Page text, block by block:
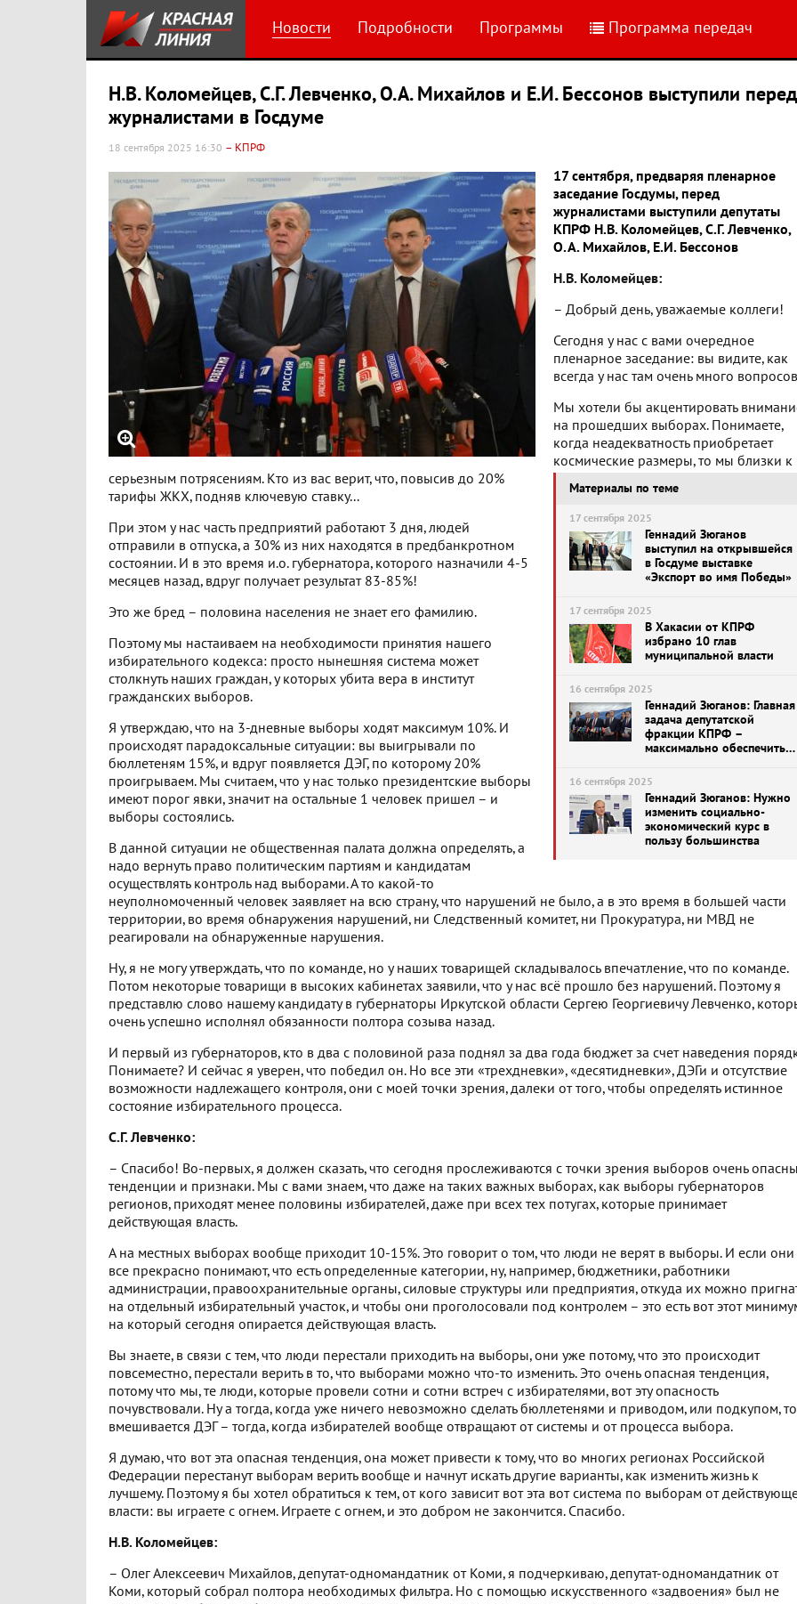
Новости Подробности Программы Программа передач
Н.В. Коломейцев, С.Г. Левченко, О.А. Михайлов и Е.И. Бессонов выступили перед
журналистами в Госдуме
18 сентября 2025 16:30 – КПРФ
17 сентября, предваряя пленарное
заседание Госдумы, перед
журналистами выступили депутаты
КПРФ Н.В. Коломейцев, С.Г. Левченко,
О.А. Михайлов, Е.И. Бессонов
Материалы по теме
17 сентября 2025
Геннадий Зюганов
выступил на открывшейся
в Госдуме выставке
«Экспорт во имя Победы»
17 сентября 2025
В Хакасии от КПРФ
избрано 10 глав
муниципальной власти
16 сентября 2025
Геннадий Зюганов: Главная
задача депутатской
фракции КПРФ –
максимально обеспечить
16 сентября 2025
Геннадий Зюганов: Нужно
изменить социально-
экономический курс в
пользу большинства
Н.В. Коломейцев:
– Добрый день, уважаемые коллеги!
Сегодня у нас с вами очередное
пленарное заседание: вы видите, как
всегда у нас там очень много
Мы хотели бы акцентировать
на прошедших выборах. Понимаете,
когда неадекватность приобретает
космические размеры, то мы близки к
серьезным потрясениям. Кто из вас верит, что, повысив до 20%
тарифы ЖКХ, подняв ключевую ставку...
При этом у нас часть предприятий работают 3 дня, людей
отправили в отпуска, а 30% из них находятся в предбанкротном
состоянии. И в это время и.о. губернатора, которого назначили 4-5
месяцев назад, вдруг получает результат 83-85%!
Это же бред – половина населения не знает его фамилию.
Поэтому мы настаиваем на необходимости принятия нашего
избирательного кодекса: просто нынешняя система может
столкнуть наших граждан, у которых убита вера в институт
гражданских выборов.
Я утверждаю, что на 3-дневные выборы ходят максимум 10%. И
происходят парадоксальные ситуации: вы выигрывали по
бюллетеням 15%, и вдруг появляется ДЭГ, по которому 20%
проигрываем. Мы считаем, что у нас только президентские выборы
имеют порог явки, значит на остальные 1 человек пришел – и
выборы состоялись.
В данной ситуации не общественная палата должна определять, а
надо вернуть право политическим партиям и кандидатам
осуществлять контроль над выборами. А то какой-то
неуполномоченный человек заявляет на всю страну, что нарушений не было, а в это время в большей части
территории, во время обнаружения нарушений, ни Следственный комитет, ни Прокуратура, ни МВД не
реагировали на обнаруженные нарушения.
Ну, я не могу утверждать, что по команде, но у наших товарищей складывалось впечатление, что по команде.
Потом некоторые товарищи в высоких кабинетах заявили, что у нас всё прошло без нарушений. Поэтому я
представлю слово нашему кандидату в губернаторы Иркутской области Сергею Георгиевичу Левченко,
очень успешно исполнял обязанности полтора созыва назад.
И первый из губернаторов, кто в два с половиной раза поднял за два года бюджет за счет наведения
Понимаете? И сейчас я уверен, что победил он. Но все эти «трехдневки», «десятидневки», ДЭГи и отсутствие
возможности надлежащего контроля, они с моей точки зрения, далеки от того, чтобы определять истинное
состояние избирательного процесса.
С.Г. Левченко:
– Спасибо! Во-первых, я должен сказать, что сегодня прослеживаются с точки зрения выборов очень
тенденции и признаки. Мы с вами знаем, что даже на таких важных выборах, как выборы губернаторов
регионов, приходят менее половины избирателей, даже при всех тех потугах, которые принимает
действующая власть.
А на местных выборах вообще приходит 10-15%. Это говорит о том, что люди не верят в выборы. И если они
все прекрасно понимают, что есть определенные категории, ну, например, бюджетники, работники
администрации, правоохранительные органы, силовые структуры или предприятия, откуда их можно
на отдельный избирательный участок, и чтобы они проголосовали под контролем – это есть вот этот
на который сегодня опирается действующая власть.
Вы знаете, в связи с тем, что люди перестали приходить на выборы, они уже потому, что это происходит
повсеместно, перестали верить в то, что выборами можно что-то изменить. Это очень опасная тенденция,
потому что мы, те люди, которые провели сотни и сотни встреч с избирателями, вот эту опасность
почувствовали. Ну а тогда, когда уже ничего невозможно сделать бюллетенями и приводом, или подкупом, то
вмешивается ДЭГ – тогда, когда избирателей вообще отвращают от системы и от процесса выбора.
Я думаю, что вот эта опасная тенденция, она может привести к тому, что во многих регионах Российской
Федерации перестанут выборам верить вообще и начнут искать другие варианты, как изменить жизнь к
лучшему. Поэтому я бы хотел обратиться к тем, от кого зависит вот эта вот система по выборам от
власти: вы играете с огнем. Играете с огнем, и это добром не закончится. Спасибо.
Н.В. Коломейцев:
– Олег Алексеевич Михайлов, депутат-одномандатник от Коми, я подчеркиваю, депутат-одномандатник от
Коми, который собрал полтора необходимых фильтра. Но с помощью искусственного «задвоения» был не